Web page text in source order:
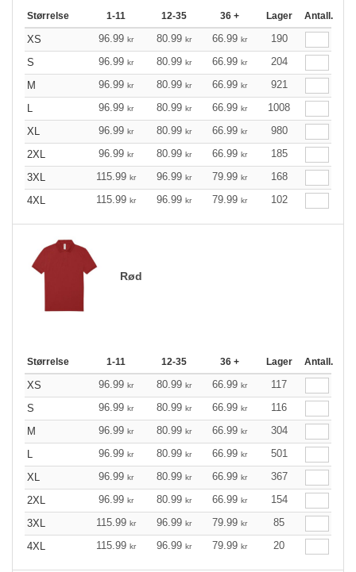
Størrelse 1-11 12-35 36 + Lager Antall.
XS 96.99 kr 80.99 kr 66.99 kr
190
S
96.99 kr 80.99 kr 66.99 kr
204
M
96.99 kr 80.99 kr 66.99 kr
921
L
96.99 kr 80.99 kr 66.99 kr
1008
XL
96.99 kr 80.99 kr 66.99 kr
980
2XL
96.99 kr 80.99 kr 66.99 kr
185
3XL
115.99 kr 96.99 kr 79.99 kr
168
4XL
115.99 kr 96.99 kr 79.99 kr 102
Rød
Størrelse 1-11 12-35 36 + Lager Antall.
XS 96.99 kr 80.99 kr 66.99 kr
117
S
96.99 kr 80.99 kr 66.99 kr
116
M
96.99 kr 80.99 kr 66.99 kr
304
L
96.99 kr 80.99 kr 66.99 kr
501
XL
96.99 kr 80.99 kr 66.99 kr
367
2XL
96.99 kr 80.99 kr 66.99 kr
154
3XL
115.99 kr 96.99 kr 79.99 kr
85
4XL
115.99 kr 96.99 kr 79.99 kr 20